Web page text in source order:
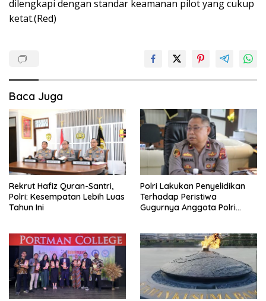
dilengkapi dengan standar keamanan pilot yang cukup
ketat.(Red)
Baca Juga
Rekrut Hafiz Quran-Santri,
Polri: Kesempatan Lebih Luas
Tahun Ini
Polri Lakukan Penyelidikan
Terhadap Peristiwa
Gugurnya Anggota Polri